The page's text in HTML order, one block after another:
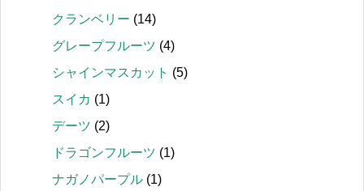
クランベリー (14)
グレープフルーツ (4)
シャインマスカット (5)
スイカ (1)
デーツ (2)
ドラゴンフルーツ (1)
ナガノパープル (1)